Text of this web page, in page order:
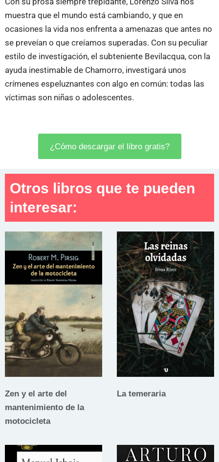
muestra que el mundo está cambiando, y que en
ocasiones la vida nos enfrenta a amenazas que antes no
se preveían o que creíamos superadas. Con su peculiar
estilo de investigación, el subteniente Bevilacqua, con la
ayuda inestimable de Chamorro, investigará unos
crímenes espeluznantes con algo en común: todas las
víctimas son niñas o adolescentes.
¿Cómo descargar el libro gratis?
Otros libros que te pueden
interesar:
Zen y el arte del
mantenimiento de la
motocicleta
La temeraria